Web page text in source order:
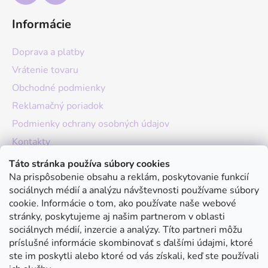
Táto stránka používa súbory cookies
Na prispôsobenie obsahu a reklám, poskytovanie funkcií
sociálnych médií a analýzu návštevnosti používame súbory
cookie. Informácie o tom, ako používate naše webové
stránky, poskytujeme aj našim partnerom v oblasti
sociálnych médií, inzercie a analýzy. Títo partneri môžu
príslušné informácie skombinovať s ďalšími údajmi, ktoré
ste im poskytli alebo ktoré od vás získali, keď ste používali
Informácie
Doprava a platby
Vrátenie tovaru
Obchodné podmienky
Reklamačný poriadok
Podmienky ochrany osobných údajov
Kontakty
O nás
Hodnotenie obchodu
Moja objednávka
Instagram